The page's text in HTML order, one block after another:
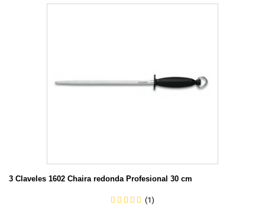
3 Claveles 1602 Chaira redonda Profesional 30 cm
(1)